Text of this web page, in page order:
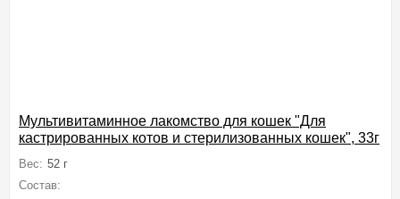
Мультивитаминное лакомство для кошек "Для
кастрированных котов и стерилизованных кошек", 33г
Вес: 52 г
Состав: